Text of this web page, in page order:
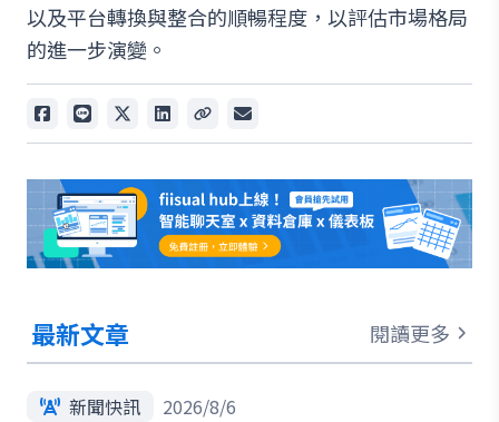
以及平台轉換與整合的順暢程度，以評估市場格局
的進一步演變。
最新文章 閱讀更多
新聞快訊 2026/8/6